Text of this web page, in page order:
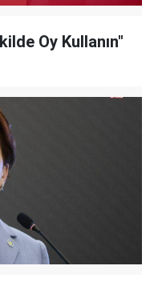
Oy Kullanın"